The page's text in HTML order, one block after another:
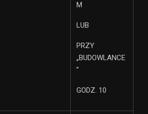
M
LUB
PRZY
„BUDOWLANCE
”
GODZ. 10